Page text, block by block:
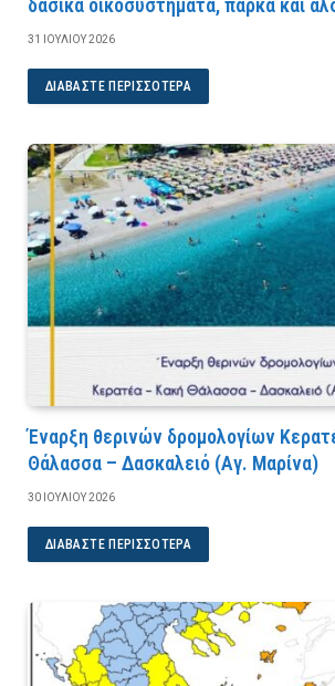
δασικά οικοσυστήματα, πάρκα και
31 ΙΟΥΛΊΟΥ 2026
ΔΙΑΒΆΣΤΕ ΠΕΡΙΣΣΌΤΕΡΑ
Έναρξη θερινών δρομολογίων
Θάλασσα – Δασκαλειό (Αγ. Μαρίνα)
30 ΙΟΥΛΊΟΥ 2026
ΔΙΑΒΆΣΤΕ ΠΕΡΙΣΣΌΤΕΡΑ